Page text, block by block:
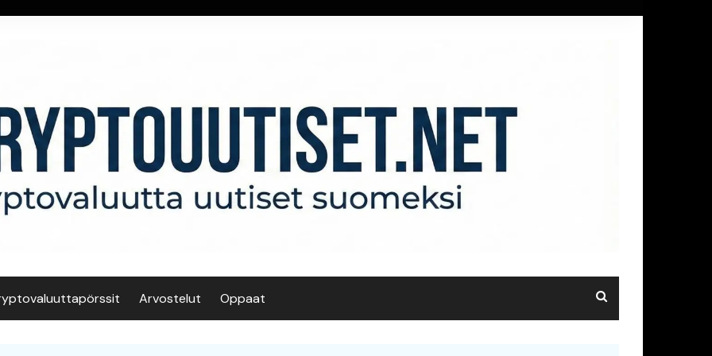
Arvostelut Oppaat